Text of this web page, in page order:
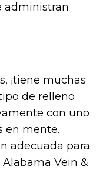
administran
¡tiene muchas
de relleno
con uno
en mente.
adecuada para
Alabama Vein &